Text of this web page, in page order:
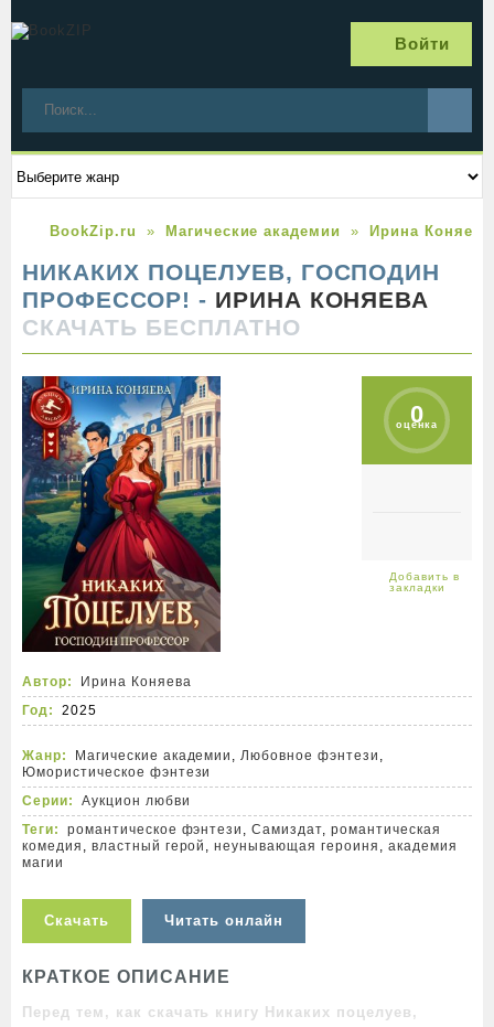
Войти
BookZip.ru Магические академии Ирина Коняева
НИКАКИХ ПОЦЕЛУЕВ, ГОСПОДИН
ПРОФЕССОР! - ИРИНА КОНЯЕВА
СКАЧАТЬ БЕСПЛАТНО
0
оценка
Автор:
Ирина Коняева
Год:
2025
Жанр: Магические академии ,Любовное фэнтези ,
Юмористическое фэнтези
Серии:
Аукцион любви
Теги:
романтическое фэнтези ,Самиздат,романтическая
комедия , властный герой ,неунывающая героиня , академия
магии
Скачать Читать онлайн
КРАТКОЕ ОПИСАНИЕ
Перед тем, как скачать книгу Никаких поцелуев,